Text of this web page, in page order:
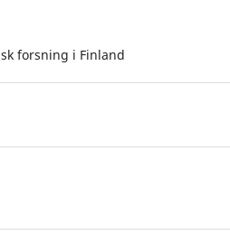
forsning i Finland